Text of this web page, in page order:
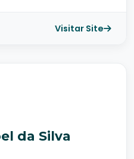
Visitar Site
da Silva